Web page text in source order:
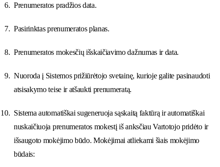
Prenumeratos pradžios data.
Pasirinktas prenumeratos planas.
Prenumeratos mokesčių išskaičiavimo dažnumas ir data.
Nuoroda į Sistemos prižiūrėtojo svetainę, kurioje galite pasinaudoti
atsisakymo teise ir atšaukti prenumeratą.
Sistema automatiškai sugeneruoja sąskaitą faktūrą ir automatiškai
nuskaičiuoja prenumeratos mokestį iš anksčiau Vartotojo pridėto ir
išsaugoto mokėjimo būdo. Mokėjimai atliekami šiais mokėjimo
būdais: